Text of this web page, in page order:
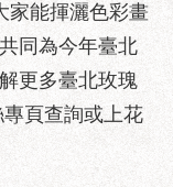
家能揮灑色彩畫
同為今年臺北
更多臺北玫瑰
頁查詢或上花